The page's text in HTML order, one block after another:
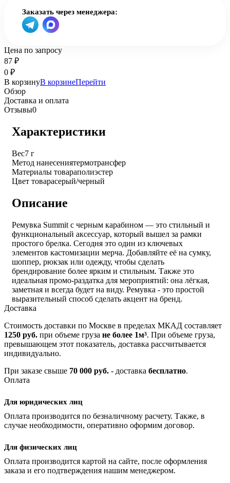
Заказать через менеджера:
Цена по запросу
87 ₽
0 ₽
В корзинуВ корзинеПерейти
Обзор
Доставка и оплата
Отзывы0
Характеристики
Вес7 г
Метод нанесениятермотрансфер
Материалы товараполиэстер
Цвет товарасерый/черный
Описание
Ремувка Summit с черным карабином — это стильный и
функциональный аксессуар, который вышел за рамки
простого брелка. Сегодня это один из ключевых
элементов кастомизации мерча. Добавляйте её на сумку,
шоппер, рюкзак или одежду, чтобы сделать
брендирование более ярким и стильным. Также это
идеальная промо-раздатка для мероприятий: она лёгкая,
заметная и всегда будет на виду. Ремувка - это простой
выразительный способ сделать акцент на бренд.
Доставка
Стоимость доставки по Москве в пределах МКАД составляет
1250 руб. при объеме груза не более 1м³. При объеме груза,
превышающем этот показатель, доставка рассчитывается
индивидуально.
При заказе свыше 70 000 руб. - доставка бесплатно.
Оплата
Для юридических лиц
Оплата производится по безналичному расчету. Также, в
случае необходимости, оперативно оформим договор.
Для физических лиц
Оплата производится картой на сайте, после оформления
заказа и его подтверждения нашим менеджером.